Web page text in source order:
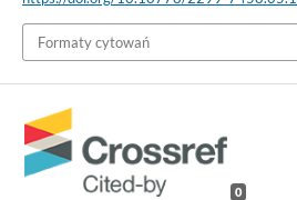
Formaty cytowań
0